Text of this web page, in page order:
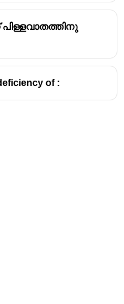
മൂലമുണ്ടാകുന്ന
മൂലമുണ്ടാകുന്ന
ലഭ്യമാണ്.
പിള്ളവാതത്തിനു
of :